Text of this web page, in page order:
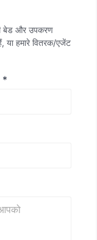
बेड और उपकरण
हमारे वितरक/एजेंट
*